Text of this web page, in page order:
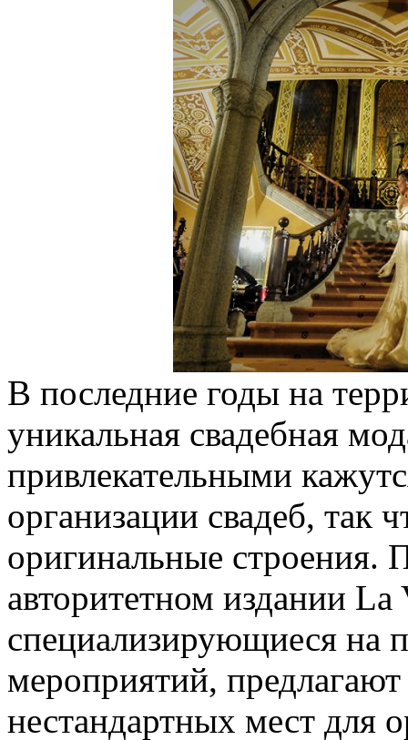
В последние годы на
уникальная свадебная
привлекательными
организации свадеб, так
оригинальные строения.
авторитетном издании
специализирующиеся на
мероприятий,
нестандартных мест для